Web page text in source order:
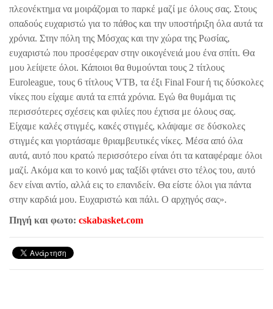
πλεονέκτημα να μοιράζομαι το παρκέ μαζί με όλους σας. Στους
οπαδούς ευχαριστώ για το πάθος και την υποστήριξη όλα αυτά τα
χρόνια. Στην πόλη της Μόσχας και την χώρα της Ρωσίας,
ευχαριστώ που προσέφεραν στην οικογένειά μου ένα σπίτι. Θα
μου λείψετε όλοι. Κάποιοι θα θυμούνται τους 2 τίτλους
Euroleague, τους 6 τίτλους VTB, τα έξι Final Fourή τις δύσκολες
νίκες που είχαμε αυτά τα επτά χρόνια. Εγώ θα θυμάμαι τις
περισσότερες σχέσεις και φιλίες που έχτισα με όλους σας.
Είχαμε καλές στιγμές, κακές στιγμές, κλάψαμε σε δύσκολες
στιγμές και γιορτάσαμε θριαμβευτικές νίκες. Μέσα από όλα
αυτά, αυτό που κρατώ περισσότερο είναι ότι τα καταφέραμε όλοι
μαζί. Ακόμα και το κοινό μας ταξίδι φτάνει στο τέλος του, αυτό
δεν είναι αντίο, αλλά εις το επανιδείν. Θα είστε όλοι για πάντα
στην καρδιά μου. Ευχαριστώ και πάλι. Ο αρχηγός σας».
Πηγή και φωτο: cskabasket.com